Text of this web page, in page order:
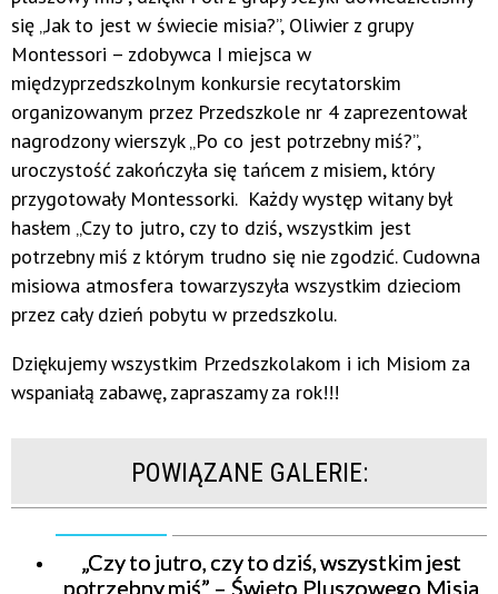
się „Jak to jest w świecie misia?”, Oliwier z grupy
Montessori – zdobywca I miejsca w
międzyprzedszkolnym konkursie recytatorskim
organizowanym przez Przedszkole nr 4 zaprezentował
nagrodzony wierszyk „Po co jest potrzebny miś?”,
uroczystość zakończyła się tańcem z misiem, który
przygotowały Montessorki. Każdy występ witany był
hasłem „Czy to jutro, czy to dziś, wszystkim jest
potrzebny miś z którym trudno się nie zgodzić. Cudowna
misiowa atmosfera towarzyszyła wszystkim dzieciom
przez cały dzień pobytu w przedszkolu.
Dziękujemy wszystkim Przedszkolakom i ich Misiom za
wspaniałą zabawę, zapraszamy za rok!!!
POWIĄZANE GALERIE:
„Czy to jutro, czy to dziś, wszystkim jest
potrzebny miś” – Święto Pluszowego Misia